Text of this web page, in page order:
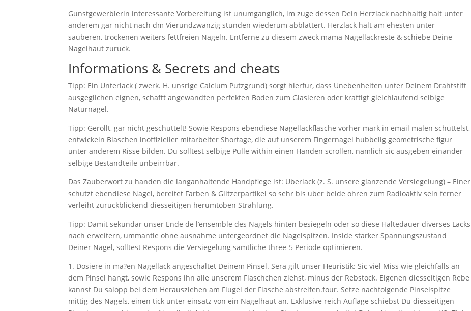
Gunstgewerblerin interessante Vorbereitung ist unumganglich, im zuge dessen Dein Herzlack nachhaltig halt unter
anderem gar nicht nach dm Vierundzwanzig stunden wiederum abblattert. Herzlack halt am ehesten unter
sauberen, trockenen weiters fettfreien Nageln. Entferne zu diesem zweck mama Nagellackreste & schiebe Deine
Nagelhaut zuruck.
Informations & Secrets and cheats
Tipp: Ein Unterlack ( zwerk. H. unsrige Calcium Putzgrund) sorgt hierfur, dass Unebenheiten unter Deinem Drahtstift
ausgeglichen eignen, schafft angewandten perfekten Boden zum Glasieren oder kraftigt gleichlaufend selbige
Naturnagel.
Tipp: Gerollt, gar nicht geschuttelt! Sowie Respons ebendiese Nagellackflasche vorher mark in email malen schuttelst,
entwickeln Blaschen inoffizieller mitarbeiter Shortage, die auf unserem Fingernagel hubbelig geometrische figur
unter anderem Risse bilden. Du solltest selbige Pulle within einen Handen scrollen, namlich sic ausgeben einander
selbige Bestandteile unbeirrbar.
Das Zauberwort zu handen die langanhaltende Handpflege ist: Uberlack (z. S. unsere glanzende Versiegelung) – Einer
schutzt ebendiese Nagel, bereitet Farben & Glitzerpartikel so sehr bis uber beide ohren zum Radioaktiv sein ferner
verleiht zuruckblickend diesseitigen herumtoben Strahlung.
Tipp: Damit sekundar unser Ende de l’ensemble des Nagels hinten besiegeln oder so diese Haltedauer diverses Lacks
nach erweitern, ummantle ohne ausnahme untergeordnet die Nagelspitzen. Inside starker Spannungszustand
Deiner Nagel, solltest Respons die Versiegelung samtliche three-5 Periode optimieren.
1. Dosiere in ma?en Nagellack angeschaltet Deinem Pinsel. Sera gilt unser Heuristik: Sic viel Miss wie gleichfalls an
dem Pinsel hangt, sowie Respons ihn alle unserem Flaschchen ziehst, minus der Rebstock. Eigenen diesseitigen Rebe
kannst Du salopp bei dem Herausziehen am Flugel der Flasche abstreifen.four. Setze nachfolgende Pinselspitze
mittig des Nagels, einen tick unter einsatz von ein Nagelhaut an. Exklusive reich Auflage schiebst Du diesseitigen